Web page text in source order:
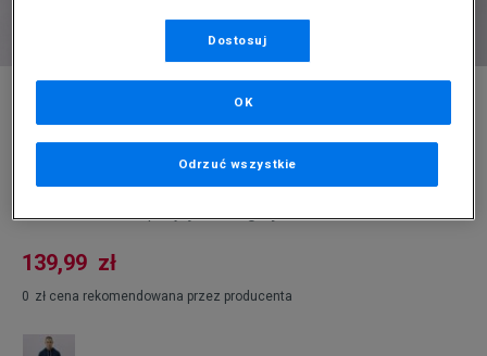
* Zdjęcie poglądowe
LEVI'S BLUZA Z KAPTUREM NEW ORIGINAL
HOODIE
Produkt pochodzi z końcówek aktualnych kolekcji, ubiegłych
0 zł cena rekomendowana przez producenta
139,99 zł
Dostosuj
Odrzuć wszystkie
OK